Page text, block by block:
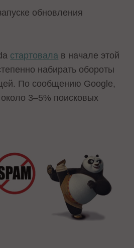
обновления
стартовала в начале этой
набирать обороты
По сообщению Google,
3–5% поисковых